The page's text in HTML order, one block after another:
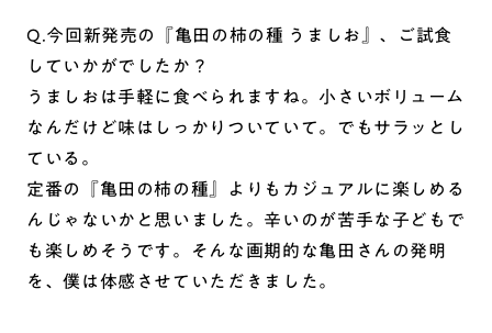
Q.今回新発売の『亀田の柿の種 うましお』、ご試食
していかがでしたか？
うましおは手軽に食べられますね。小さいボリューム
なんだけど味はしっかりついていて。でもサラッとし
ている。
定番の『亀田の柿の種』よりもカジュアルに楽しめる
んじゃないかと思いました。辛いのが苦手な子どもで
も楽しめそうです。そんな画期的な亀田さんの発明
を、僕は体感させていただきました。